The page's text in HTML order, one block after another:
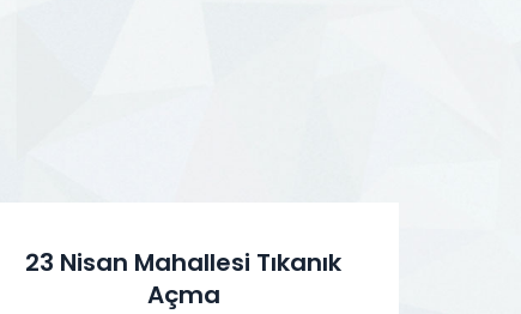
23 Nisan Mahallesi Tıkanık
Açma